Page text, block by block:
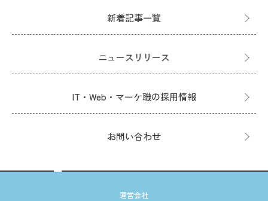
新着記事一覧
ニュースリリース
IT・Web・マーケ職の採用情報
お問い合わせ
運営会社